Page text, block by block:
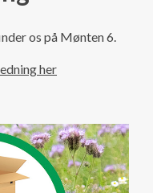
os på Mønten 6.
her